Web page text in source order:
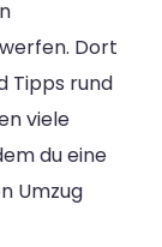
Dort
Tipps rund
viele
du eine
Umzug